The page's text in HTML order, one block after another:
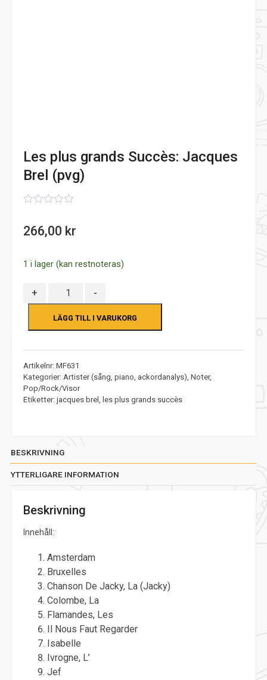
Les plus grands Succès: Jacques
Brel (pvg)
of
266,00 kr
1 i lager (kan restnoteras)
+ Antal -
LÄGG TILL I VARUKORG
Artikelnr: MF631
Kategorier: Artister (sång, piano, ackordanalys) Noter,
Pop/Rock/Visor
Etiketter: jacques brel les plus grands succès
BESKRIVNING
YTTERLIGARE INFORMATION
Beskrivning
Innehåll:
Amsterdam
Bruxelles
Chanson De Jacky, La (Jacky)
Colombe, La
Flamandes, Les
Il Nous Faut Regarder
Isabelle
Ivrogne, L’
Jef